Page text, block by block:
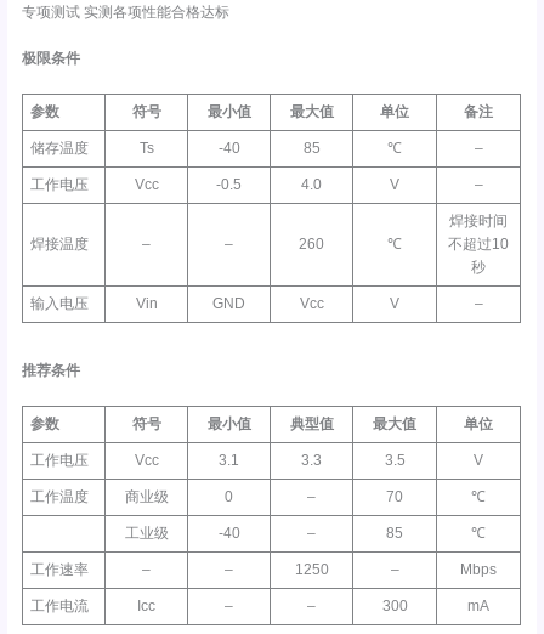
专项测试 实测各项性能合格达标
极限条件
参数 符号 最小值 最大值 单位 备注
储存温度 Ts -40 85 ℃ –
工作电压 Vcc -0.5 4.0 V –
焊接温度 – – 260 ℃
焊接时间
不超过10
秒
输入电压 Vin GND Vcc V –
推荐条件
参数 符号 最小值 典型值 最大值 单位
工作电压 Vcc 3.1 3.3 3.5 V
工作温度 商业级 0 – 70 ℃
工业级 -40 – 85 ℃
工作速率 – – 1250 – Mbps
工作电流 Icc – – 300 mA